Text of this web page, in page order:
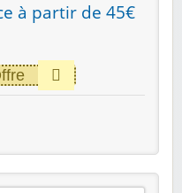
à partir de 45€